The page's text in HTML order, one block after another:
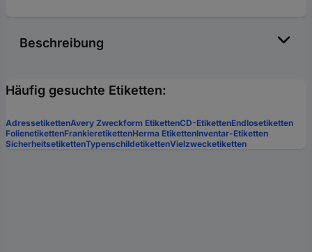
Beschreibung
Häufig gesuchte Etiketten:
AdressetikettenAvery Zweckform EtikettenCD-EtikettenEndlosetiketten
FolienetikettenFrankieretikettenHerma EtikettenInventar-Etiketten
SicherheitsetikettenTypenschildetikettenVielzwecketiketten